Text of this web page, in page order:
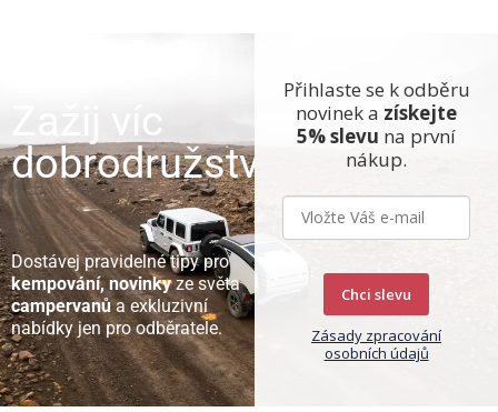
Zažij víc
dobrodružství
Dostávej pravidelné tipy pro
kempování, novinkyze světa
campervanůa exkluzivní
nabídky jen pro odběratele.
Přihlaste se k odběru
novinek a získejte
5% slevu na první
nákup.
Chci slevu
Zásady zpracování
osobních údajů